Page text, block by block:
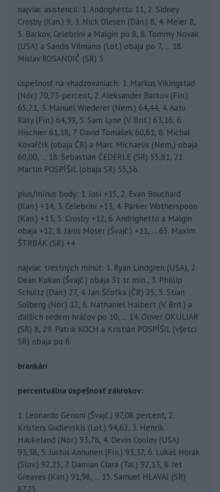
najviac asistencií: 1. Andrighetto 11, 2. Sidney
Crosby (Kan.) 9, 3. Nick Olesen (Dán.) 8, 4. Meier 8,
5. Barkov, Celebrini a Malgin po 8, 8. Tommy Novak
(USA) a Sandis Vilmanis (Lot.) obaja po 7, ... 18.
Mislav ROSANDIČ (SR) 5
úspešnosť na vhadzovaniach: 1. Markus Vikingstad
(Nór.) 70,73-percent, 2. Aleksander Barkov (Fín.)
65,71, 3. Manuel Wiederer (Nem.) 64,44, 4. Aatu
Räty (Fín.) 64,39, 5. Sam Lyne (V. Brit.) 63,16, 6.
Hischier 61,18, 7. David Tomášek 60,61, 8. Michal
Kovařčík (obaja ČR) a Marc Michaelis (Nem,) obaja
60,00, ... 18. Sebastián ČEDERLE (SR) 55,81, 21.
Martin POSPÍŠIL (obaja SR) 55,56.
plus/mínus body: 1. Josi +15, 2. Evan Bouchard
(Kan.) +14, 3. Celebrini +13, 4. Parker Wotherspoon
(Kan.) +13, 5. Crosby +12, 6. Andrighetto a Malgin
obaja +12, 8. Janis Moser (Švajč.) +11, ... 65. Maxim
ŠTRBÁK (SR) +4
najviac trestných minút: 1. Ryan Lindgren (USA), 2.
Dean Kukan (Švajč.) obaja 31 tr. min., 3. Phillip
Schultz (Dán.) 27, 4. Jan Ščotka (ČR) 25, 5. Stian
Solberg (Nór.) 12, 6. Nathaniel Halbert (V. Brit.) a
ďalších sedem hráčov po 10, ... 14. Oliver OKULIAR
(SR) 8, 29. Patrik KOCH a Kristián POSPÍŠIL (všetci
SR) obaja po 6.
brankári
percentuálna úspešnosť zákrokov:
1. Leonardo Genoni (Švajč.) 97,08 percent, 2.
Kristers Gudlevskis (Lot.) 94,62, 3. Henrik
Haukeland (Nór.) 93,78, 4. Devin Cooley (USA)
93,38, 5. Justus Annunen (Fín.) 93,37, 6. Lukáš Horák
(Slov.) 92,25, 7. Damian Clara (Tal.) 92,13, 8. Jet
Greaves (Kan.) 91,98, ... 15. Samuel HLAVAJ (SR)
87,25.